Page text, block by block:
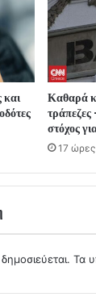
Καθαρά
στόχος
17
Τα